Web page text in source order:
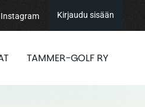
Instagram Kirjaudu sisään
TAMMER-GOLF RY